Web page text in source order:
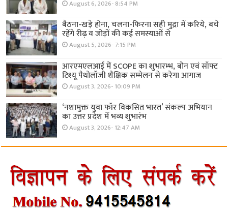
August 6, 2026- 8:54 PM
बैठना-खड़े होना, चलना-फिरना सही मुद्रा में करिये, बचे
रहेंगे रीढ़ व जोड़ों की कई समस्याओं से
August 5, 2026- 7:15 PM
आरएमएलआई में SCOPE का शुभारम्भ, बोन एवं सॉफ्ट
टिश्यू पैथोलॉजी शैक्षिक सम्मेलन से करेगा आगाज
August 3, 2026- 10:09 PM
‘नशामुक्त युवा फॉर विकसित भारत’ संकल्प अभियान
का उत्तर प्रदेश में भव्य शुभारंभ
August 3, 2026- 12:47 AM